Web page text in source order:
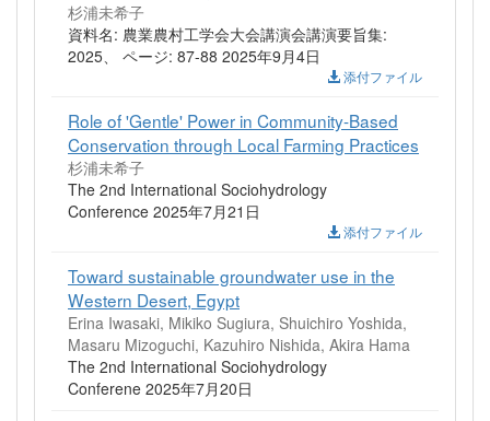
杉浦未希子
資料名: 農業農村工学会大会講演会講演要旨集:
2025、 ページ: 87-88 2025年9月4日
添付ファイル
Role of 'Gentle' Power in Community-Based
Conservation through Local Farming Practices
杉浦未希子
The 2nd International Sociohydrology
Conference 2025年7月21日
添付ファイル
Toward sustainable groundwater use in the
Western Desert, Egypt
Erina Iwasaki, Mikiko Sugiura, Shuichiro Yoshida,
Masaru Mizoguchi, Kazuhiro Nishida, Akira Hama
The 2nd International Sociohydrology
Conferene 2025年7月20日